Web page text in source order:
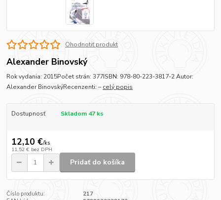
Ohodnotiť produkt
Alexander Binovský
Rok vydania: 2015Počet strán: 377ISBN: 978-80-223-3817-2 Autor:
Alexander BinovskýRecenzenti: – celý popis
Dostupnosť Skladom 47 ks
12,10 €/ks
11,52 € bez DPH
Pridať do košíka
Číslo produktu:
217